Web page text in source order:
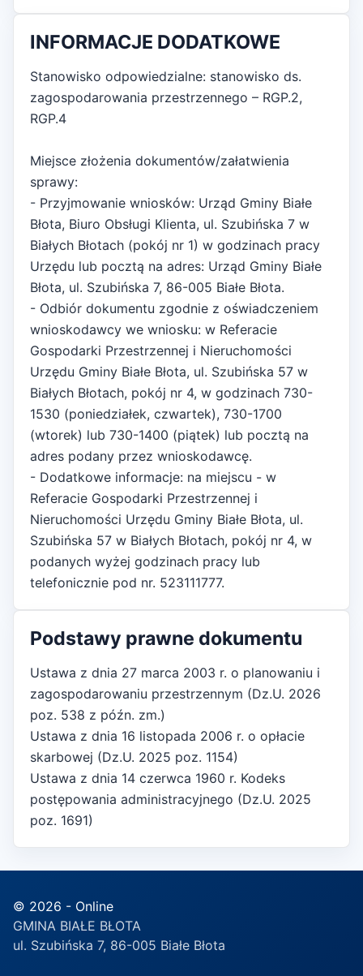
INFORMACJE DODATKOWE
Stanowisko odpowiedzialne: stanowisko ds.
zagospodarowania przestrzennego – RGP.2,
RGP.4
Miejsce złożenia dokumentów/załatwienia
sprawy:
- Przyjmowanie wniosków: Urząd Gminy Białe
Błota, Biuro Obsługi Klienta, ul. Szubińska 7 w
Białych Błotach (pokój nr 1) w godzinach pracy
Urzędu lub pocztą na adres: Urząd Gminy Białe
Błota, ul. Szubińska 7, 86-005 Białe Błota.
- Odbiór dokumentu zgodnie z oświadczeniem
wnioskodawcy we wniosku: w Referacie
Gospodarki Przestrzennej i Nieruchomości
Urzędu Gminy Białe Błota, ul. Szubińska 57 w
Białych Błotach, pokój nr 4, w godzinach 730-
1530 (poniedziałek, czwartek), 730-1700
(wtorek) lub 730-1400 (piątek) lub pocztą na
adres podany przez wnioskodawcę.
- Dodatkowe informacje: na miejscu - w
Referacie Gospodarki Przestrzennej i
Nieruchomości Urzędu Gminy Białe Błota, ul.
Szubińska 57 w Białych Błotach, pokój nr 4, w
podanych wyżej godzinach pracy lub
telefonicznie pod nr. 523111777.
Podstawy prawne dokumentu
Ustawa z dnia 27 marca 2003 r. o planowaniu i
zagospodarowaniu przestrzennym (Dz.U. 2026
poz. 538 z późn. zm.)
Ustawa z dnia 16 listopada 2006 r. o opłacie
skarbowej (Dz.U. 2025 poz. 1154)
Ustawa z dnia 14 czerwca 1960 r. Kodeks
postępowania administracyjnego (Dz.U. 2025
poz. 1691)
© 2026 - Online
GMINA BIAŁE BŁOTA
ul. Szubińska 7, 86-005 Białe Błota